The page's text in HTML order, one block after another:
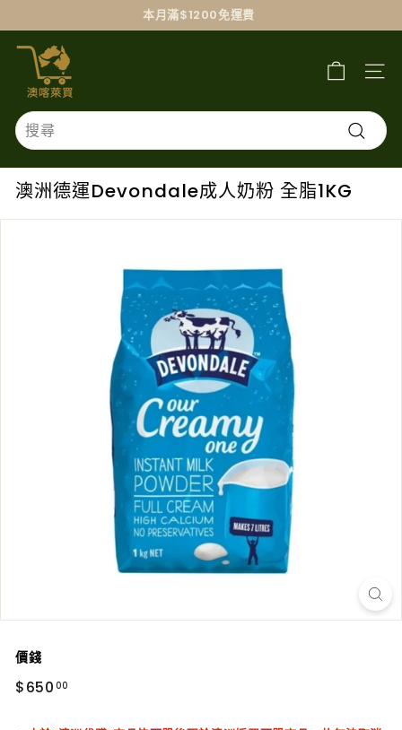
本月滿$1200免運費
澳
喀
萊
買
Search
搜
尋
澳洲德運Devondale成人奶粉 全脂1KG
價錢
正
$650 00